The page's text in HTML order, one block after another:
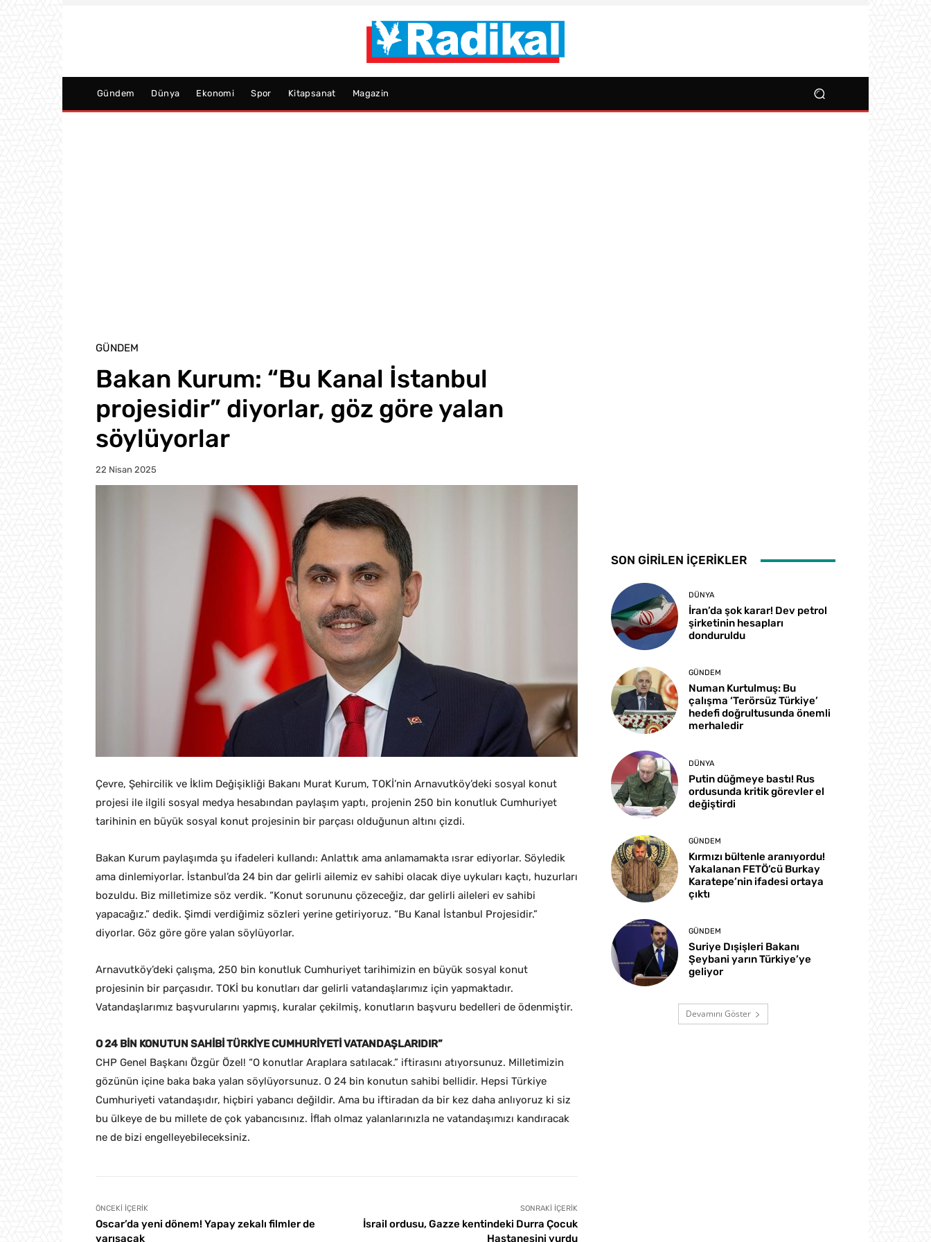
Gündem Dünya Ekonomi Spor Kitapsanat Magazin
GÜNDEM
Bakan Kurum: “Bu Kanal İstanbul
projesidir” diyorlar, göz göre yalan
söylüyorlar
22 Nisan 2025
Çevre, Şehircilik ve İklim Değişikliği Bakanı Murat Kurum, TOKİ’nin Arnavutköy’deki sosyal konut
projesi ile ilgili sosyal medya hesabından paylaşım yaptı, projenin 250 bin konutluk Cumhuriyet
tarihinin en büyük sosyal konut projesinin bir parçası olduğunun altını çizdi.
Bakan Kurum paylaşımda şu ifadeleri kullandı: Anlattık ama anlamamakta ısrar ediyorlar. Söyledik
ama dinlemiyorlar. İstanbul’da 24 bin dar gelirli ailemiz ev sahibi olacak diye uykuları kaçtı, huzurları
bozuldu. Biz milletimize söz verdik. “Konut sorununu çözeceğiz, dar gelirli aileleri ev sahibi
yapacağız.” dedik. Şimdi verdiğimiz sözleri yerine getiriyoruz. “Bu Kanal İstanbul Projesidir.”
diyorlar. Göz göre göre yalan söylüyorlar.
Arnavutköy’deki çalışma, 250 bin konutluk Cumhuriyet tarihimizin en büyük sosyal konut
projesinin bir parçasıdır. TOKİ bu konutları dar gelirli vatandaşlarımız için yapmaktadır.
Vatandaşlarımız başvurularını yapmış, kuralar çekilmiş, konutların başvuru bedelleri de ödenmiştir.
O 24 BİN KONUTUN SAHİBİ TÜRKİYE CUMHURİYETİ VATANDAŞLARIDIR”
CHP Genel Başkanı Özgür Özel! “O konutlar Araplara satılacak.” iftirasını atıyorsunuz. Milletimizin
gözünün içine baka baka yalan söylüyorsunuz. O 24 bin konutun sahibi bellidir. Hepsi Türkiye
Cumhuriyeti vatandaşıdır, hiçbiri yabancı değildir. Ama bu iftiradan da bir kez daha anlıyoruz ki siz
bu ülkeye de bu millete de çok yabancısınız. İflah olmaz yalanlarınızla ne vatandaşımızı kandıracak
ne de bizi engelleyebileceksiniz.
ÖNCEKI İÇERIK
Oscar’da yeni dönem! Yapay zekalı filmler de
yarışacak
SONRAKI İÇERIK
İsrail ordusu, Gazze kentindeki Durra Çocuk
Hastanesini vurdu
SON GİRİLEN İÇERİKLER
DÜNYA
İran’da şok karar! Dev petrol
şirketinin hesapları
donduruldu
GÜNDEM
Numan Kurtulmuş: Bu
çalışma ‘Terörsüz Türkiye’
hedefi doğrultusunda önemli
merhaledir
DÜNYA
Putin düğmeye bastı! Rus
ordusunda kritik görevler el
değiştirdi
GÜNDEM
Kırmızı bültenle aranıyordu!
Yakalanan FETÖ’cü Burkay
Karatepe’nin ifadesi ortaya
çıktı
GÜNDEM
Suriye Dışişleri Bakanı
Şeybani yarın Türkiye’ye
geliyor
Devamını Göster